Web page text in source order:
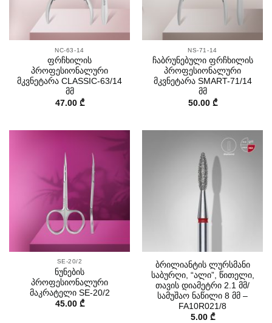
NC-63-14
ფრჩხილის
პროფესიონალური
მკვნეტარა CLASSIC-63/14
მმ
47.00 ₾
NS-71-14
ჩაბრუნებული ფრჩხილის
პროფესიონალური
მკვნეტარა SMART-71/14
მმ
50.00 ₾
SE-20/2
ნუნების
პროფესიონალური
მაკრატელი SE-20/2
45.00 ₾
ბრილიანტის ლურსმანი
საბურღი, “ალი”, წითელი,
თავის დიამეტრი 2.1 მმ/
სამუშაო ნაწილი 8 მმ –
FA10R021/8
5.00 ₾